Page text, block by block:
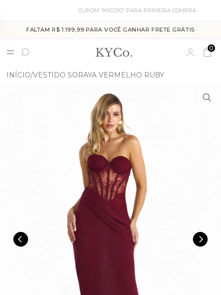
CUPOM "KYCO10" PARA PRIMEIRA COMPRA
FALTAM R$ 1.199,99 PARA VOCÊ GANHAR FRETE GRÁTIS
0
INÍCIO VESTIDO SORAYA VERMELHO RUBY